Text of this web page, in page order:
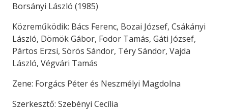
Borsányi László (1985)
Közreműködik: Bács Ferenc, Bozai József, Csákányi
László, Dömök Gábor, Fodor Tamás, Gáti József,
Pártos Erzsi, Sörös Sándor, Téry Sándor, Vajda
László, Végvári Tamás
Zene: Forgács Péter és Neszmélyi Magdolna
Szerkesztő: Szebényi Cecília